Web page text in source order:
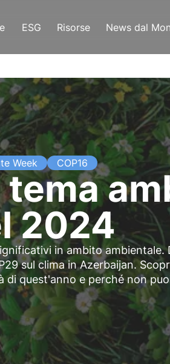
ESG Risorse News dal
Week COP16
tema
2024
in ambito ambientale.
sul clima in Azerbaijan.
di quest'anno e perché non